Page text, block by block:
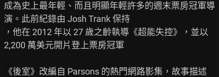
成為史上最年輕、而且明顯年輕許多的週末票房冠軍導
演。此前紀錄由 Josh Trank 保持
，他在 2012 年以 27 歲之齡執導《超能失控》，並以
2,200 萬美元開片登上票房冠軍
《後室》改編自 Parsons 的熱門網路影集，故事描述